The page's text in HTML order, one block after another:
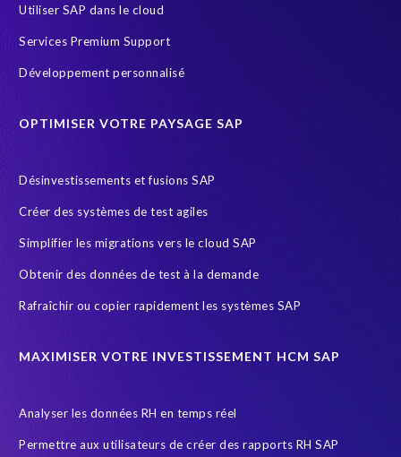
Comparing data Copy and mask test data
Corporate Social Responsibility
DSM Data Privacy Data Sync Manager
ERP Honey ERP K9 Unit Ecosysteme SAP
Object Sync POPI Act Paie Payroll
S/4HANA Migrations SAP SAP Analytics Cloud
SAP Cloud SAP GDPR SAP HCM reporting
Utiliser SAP dans le cloud
Services Premium Support
Développement personnalisé
OPTIMISER VOTRE PAYSAGE SAP
Désinvestissements et fusions SAP
Créer des systèmes de test agiles
Simplifier les migrations vers le cloud SAP
Obtenir des données de test à la demande
Rafraîchir ou copier rapidement les systèmes SAP
MAXIMISER VOTRE INVESTISSEMENT HCM SAP
Analyser les données RH en temps réel
Permettre aux utilisateurs de créer des rapports RH SAP